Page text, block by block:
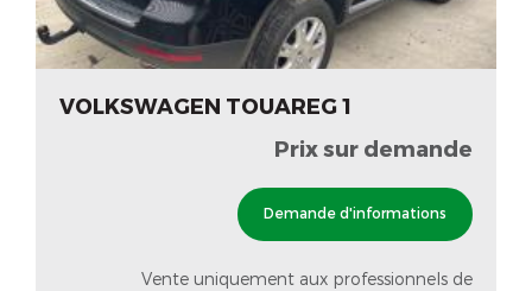
VOLKSWAGEN TOUAREG 1
Prix sur demande
Demande d'informations
Vente uniquement aux professionnels de